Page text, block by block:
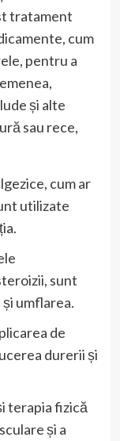
tratament
cum
pentru a
și alte
sau rece,
cum ar
utilizate
sunt
umflarea.
de
durerii și
terapia fizică
și a